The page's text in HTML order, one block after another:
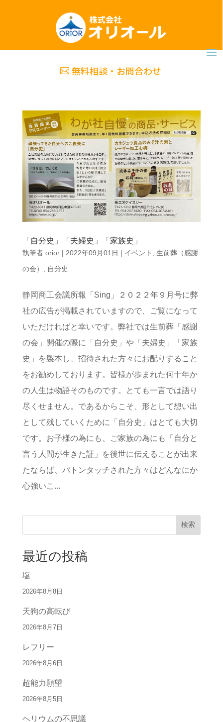
無料相談・お問合わせ
「自分史」「夫婦史」「家族史」
執筆者 orior| 2022年09月01日 | イベント
生前葬（感謝
の会）
自分史
静岡商工会議所報「Sing」２０２２年９月号に弊
社の広告が掲載されていますので、ご覧になって
いただければと幸いです。弊社では生前葬「感謝
の会」開催の際に「自分史」や「夫婦史」「家族
史」を製本し、招待された方々にお配りすること
をお勧めしております。皆様が歩まれた何十年か
の人生は物語そのものです。とても一言では語り
尽くせません。であるからこそ、形として想い出
として残していくために「自分史」はとても大切
です。お子様の為にも、ご家族の為にも「自分と
言う人間が生きた証」を後世に伝えることが出来
たならば、バトンタッチされた方々はどんなにか
心強いこ...
検索
最近の投稿
塩
2026年8月8日
天狗の高転び
2026年8月7日
レフリー
2026年8月6日
超能力願望
2026年8月5日
ヘリウムの不思議